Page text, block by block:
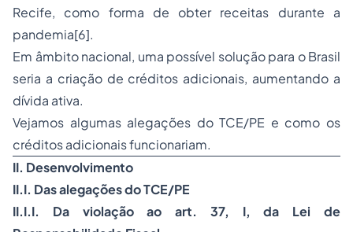
Recife, como forma de obter receitas durante a
pandemia[6].
Em âmbito nacional, uma possível solução para o Brasil
seria a criação de créditos adicionais, aumentando a
dívida ativa.
Vejamos algumas alegações do TCE/PE e como os
créditos adicionais funcionariam.
II. Desenvolvimento
II.I. Das alegações do TCE/PE
II.I.I. Da violação ao art. 37, I, da Lei de